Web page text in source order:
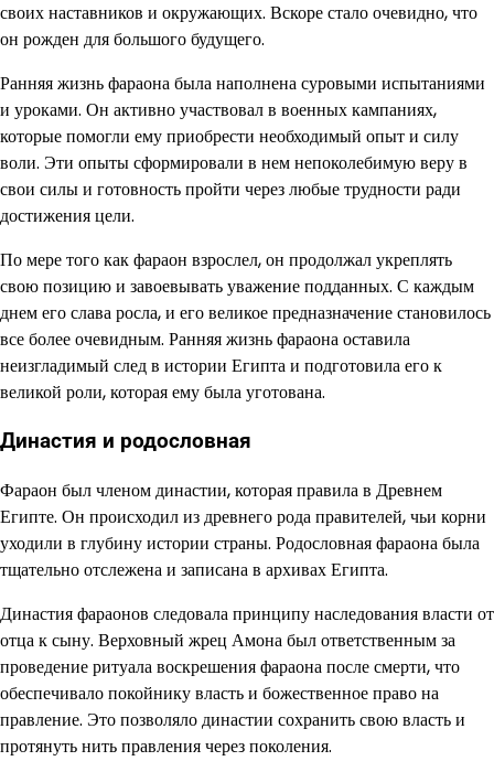
своих наставников и окружающих. Вскоре стало очевидно, что
он рожден для большого будущего.
Ранняя жизнь фараона была наполнена суровыми испытаниями
и уроками. Он активно участвовал в военных кампаниях,
которые помогли ему приобрести необходимый опыт и силу
воли. Эти опыты сформировали в нем непоколебимую веру в
свои силы и готовность пройти через любые трудности ради
достижения цели.
По мере того как фараон взрослел, он продолжал укреплять
свою позицию и завоевывать уважение подданных. С каждым
днем его слава росла, и его великое предназначение становилось
все более очевидным. Ранняя жизнь фараона оставила
неизгладимый след в истории Египта и подготовила его к
великой роли, которая ему была уготована.
Династия и родословная
Фараон был членом династии, которая правила в Древнем
Египте. Он происходил из древнего рода правителей, чьи корни
уходили в глубину истории страны. Родословная фараона была
тщательно отслежена и записана в архивах Египта.
Династия фараонов следовала принципу наследования власти от
отца к сыну. Верховный жрец Амона был ответственным за
проведение ритуала воскрешения фараона после смерти, что
обеспечивало покойнику власть и божественное право на
правление. Это позволяло династии сохранить свою власть и
протянуть нить правления через поколения.